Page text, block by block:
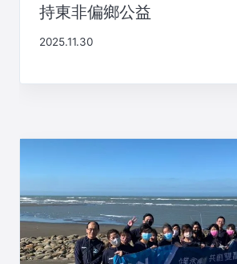
持東非偏鄉公益
2025.11.30